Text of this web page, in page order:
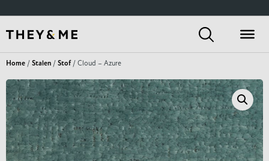
Home / Stalen / Stof / Cloud – Azure